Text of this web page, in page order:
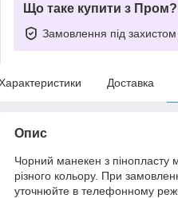
Що таке купити з Пром?
Замовлення під захистом
Доставка
Опис
Чорний манекен з пінопласту
різного кольору. При
уточнюйте в телефонному